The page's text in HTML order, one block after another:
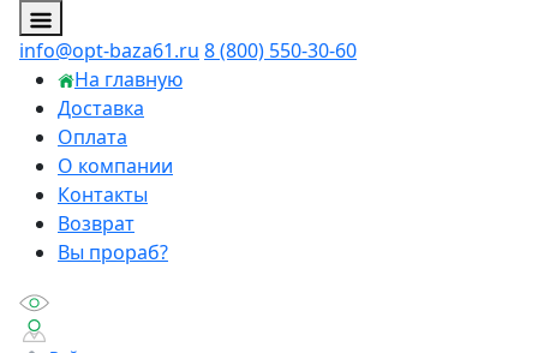
info@opt-baza61.ru 8 (800) 550-30-60
На главную
Доставка
Оплата
О компании
Контакты
Возврат
Вы прораб?